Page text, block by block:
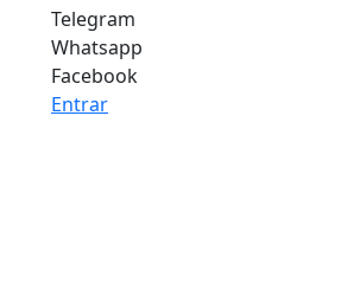
Telegram
Whatsapp
Facebook
Entrar